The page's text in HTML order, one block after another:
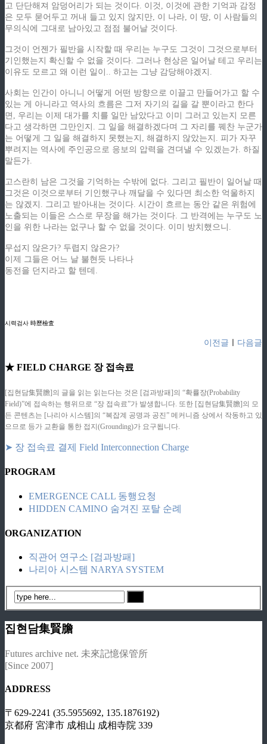
고 단단해져 암덩어리가 되는 것이다. 이것, 이것에 관한 기억과 감정
은 모두 묻어두고 꺼내 들고 있지 않지만, 이 나라, 이 땅, 이 사람들의
무의식에 그대로 남아있고 점점 불어날 것이다.
그것이 언젠가 필반을 시작할 때 우리는 누구도 그것이 그것으로부터
기인했는지 확신할 수 없을 것이다. 그러나 현상은 일어날 테고 우리는
이유도 모르고 왜 이런 일이.. 하고는 그냥 감당해야겠지.
사회는 인간이 아니니 어떻게 어떤 방향으로 이끌고 만들어가고 할 수
있는 게 아니라고 역사의 흐름은 그저 자기의 길을 갈 뿐이라고 한다
면, 우리는 이제 대가를 치를 일만 남았다고 이미 그러고 있는지 모른
다고 생각하면 그만인지. 그 일을 해결하겠다며 그 자리를 꿰찬 누군가
는 어떻게 그 일을 해결하지 못했는지, 해결하지 않았는지. 피가 자꾸
뿌려지는 역사에 주인공으로 응보의 압력을 견뎌낼 수 있겠는가. 하질
말든가.
고스란히 남은 그것을 기억하는 수밖에 없다. 그리고 필반이 일어날 때
그것은 이것으로부터 기인했구나 깨달을 수 있다면 최소한 억울하지
는 않겠지. 그리고 받아내는 것이다. 시간이 흐르는 동안 같은 위험에
노출되는 이들은 스스로 무장을 해가는 것이다. 그 반격에는 누구도 노
인을 위한 나라는 없구나 할 수 없을 것이다. 이미 방치했으니.
무섭지 않은가? 두렵지 않은가?
이제 그들은 어느 날 불현듯 나타나
동전을 던지라고 할 텐데.
시력검사 時歷檢査
이전글 다음글
★ FIELD CHARGE 장 접속료
[집현담集賢膽]의 글을 읽는 읽는다는 것은 [검과방패]의 “확률장(Probability
Field)”에 접속하는 행위므로 “장 접속료”가 발생합니다. 또한 [집현담集賢膽]의 모
든 콘텐츠는 [나리아 시스템]의 “복잡계 공명과 공진” 메커니즘 상에서 작동하고 있
으므로 등가 교환을 통한 접지(Grounding)가 요구됩니다.
➤ 장 접속료 결제 Field Interconnection Charge
PROGRAM
EMERGENCE CALL 동행요청
HIDDEN CAMINO 숨겨진 포탈 순례
ORGANIZATION
직관어 연구소 [검과방패]
나리아 시스템 NARYA SYSTEM
집현담集賢膽
Futures archive net. 未來記憶保管所
[Since 2007]
ADDRESS
〒629-2241 (35.5955692, 135.1876192)
京都府 宮津市 成相山 成相寺院 339